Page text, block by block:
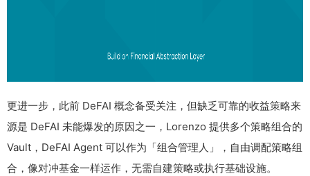
更进一步，此前 DeFAI 概念备受关注，但缺乏可靠的收益策略来
源是 DeFAI 未能爆发的原因之一，Lorenzo 提供多个策略组合的
Vault，DeFAI Agent 可以作为「组合管理人」，自由调配策略组
合，像对冲基金一样运作，无需自建策略或执行基础设施。